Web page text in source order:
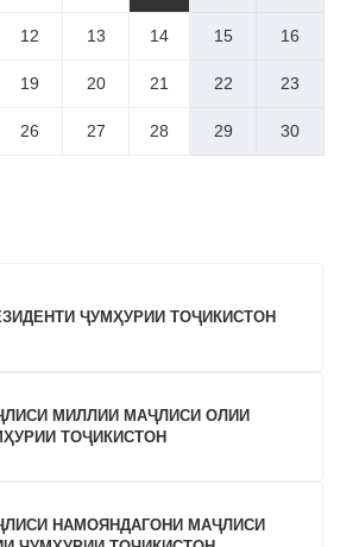
12 13 14 15 16
19 20 21 22 23
26 27 28 29 30
ҶУМҲУРИИ ТОҶИКИСТОН
МИЛЛИИ МАҶЛИСИ ОЛИИ
ТОҶИКИСТОН
НАМОЯНДАГОНИ МАҶЛИСИ